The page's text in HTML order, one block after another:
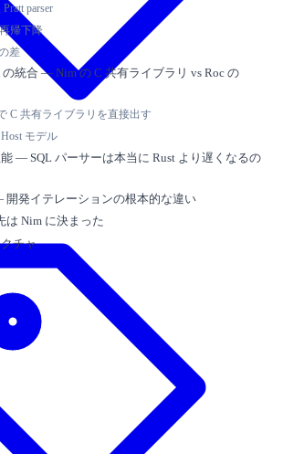
parser
帰下降
差
の統合 — Nim の C 共有ライブラリ vs Roc の
C 共有ライブラリを直接出す
モデル
— SQL パーサーは本当に Rust より遅くなるの
開発イテレーションの根本的な違い
Nim に決まった
チャ